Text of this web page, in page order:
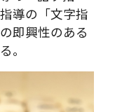
導の「文字指
即興性のある
。